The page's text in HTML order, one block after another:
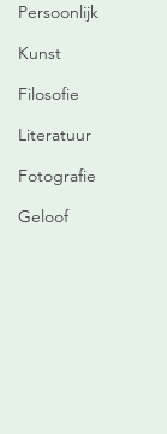
Persoonlijk
Kunst
Filosofie
Literatuur
Fotografie
Geloof